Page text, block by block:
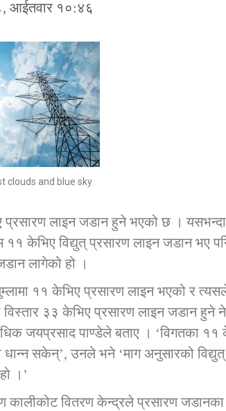
कार्यालय जुम्लाकाे सुचना
सम्बन्धी
तातोपानी
सन्देश
आईतवार १०:४६
clouds and blue sky
प्रसारण लाइन जडान हुने भएको छ ।
११ केभिए विद्युत् प्रसारण लाइन जडान भए
लागेको हो ।
११ केभिए प्रसारण लाइन भएको र
३३ केभिए प्रसारण लाइन जडान हुने
जयप्रसाद पाण्डेले बताए । ‘विगतका ११
सकेन्’, उनले भने ‘माग अनुसारको विद्युत्
।’
कालीकोट वितरण केन्द्रले प्रसारण जडानका